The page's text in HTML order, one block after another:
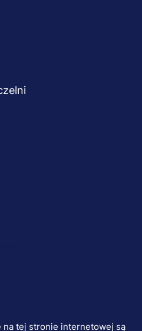
na tej stronie internetowej są